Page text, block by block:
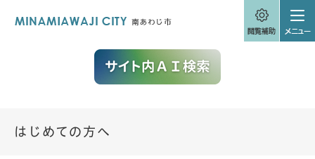
はじめての方へ